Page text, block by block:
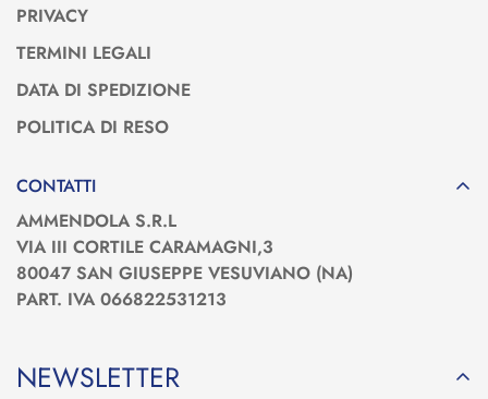
PRIVACY
TERMINI LEGALI
DATA DI SPEDIZIONE
POLITICA DI RESO
CONTATTI
AMMENDOLA S.R.L
VIA III CORTILE CARAMAGNI,3
80047 SAN GIUSEPPE VESUVIANO (NA)
PART. IVA 066822531213
NEWSLETTER